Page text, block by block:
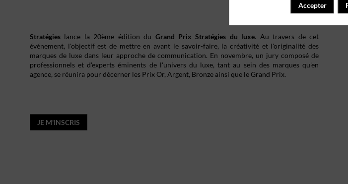
Stratégies lance la 20ème édition du Grand Prix Stratégies du luxe. Au travers de cet
événement, l'objectif est de mettre en avant le savoir-faire, la créativité et l'originalité des
marques de luxe dans leur approche de communication. En novembre, un jury composé de
professionnels et d'experts éminents de l'univers du luxe, tant au sein des marques qu'en
agence, se réunira pour décerner les Prix Or, Argent, Bronze ainsi que le Grand Prix.
JE M'INSCRIS
Accepter